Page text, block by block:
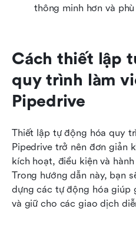
thông minh hơn và
Cách thiết lập
quy trình làm
Pipedrive
Thiết lập tự động hóa quy
Pipedrive trở nên đơn giản
kích hoạt, điều kiện và
Trong hướng dẫn này, bạn
dựng các tự động hóa giúp
và giữ cho các giao dịch